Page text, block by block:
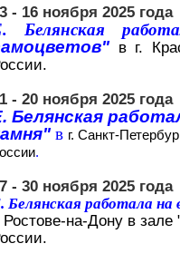
- 16 ноября 2025 года
Белянская
в г.
- 20 ноября 2025 года
Белянская
в г. Санкт-
.
- 30 ноября 2025 года
Белянская работала
Ростове-на-Дону в зале